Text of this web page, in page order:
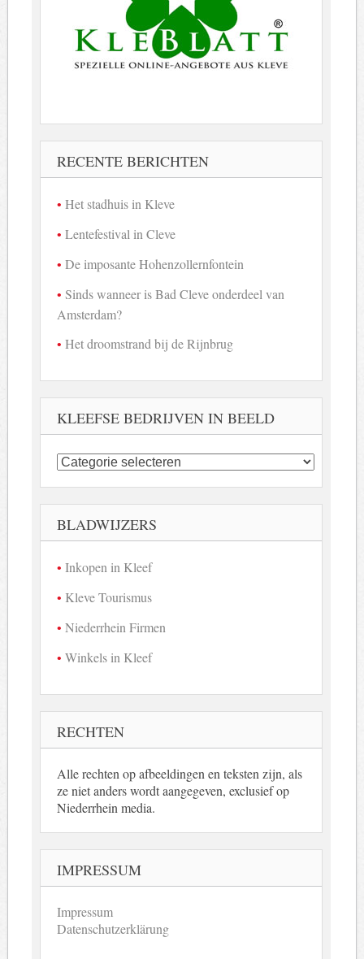
RECENTE BERICHTEN
Het stadhuis in Kleve
Lentefestival in Cleve
De imposante Hohenzollernfontein
Sinds wanneer is Bad Cleve onderdeel van
Amsterdam?
Het droomstrand bij de Rijnbrug
KLEEFSE BEDRIJVEN IN BEELD
Kleefse
bedrijven
in
beeld
BLADWIJZERS
Inkopen in Kleef
Kleve Tourismus
Niederrhein Firmen
Winkels in Kleef
RECHTEN
Alle rechten op afbeeldingen en teksten zijn, als
ze niet anders wordt aangegeven, exclusief op
Niederrhein media.
IMPRESSUM
Impressum
Datenschutzerklärung